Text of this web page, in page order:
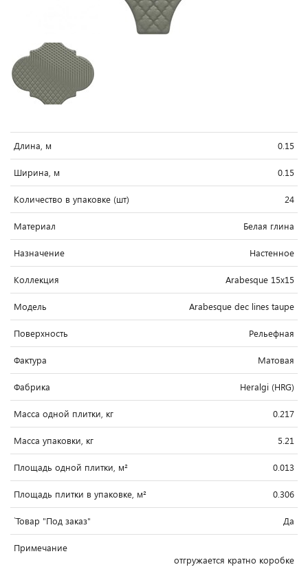
Длина, м 0.15
Ширина, м 0.15
Количество в упаковке (шт) 24
Материал Белая глина
Назначение Настенное
Коллекция Arabesque 15x15
Модель Arabesque dec lines taupe
Поверхность Рельефная
Фактура Матовая
Фабрика Heralgi (HRG)
Масса одной плитки, кг 0.217
Масса упаковки, кг 5.21
Площадь одной плитки, м² 0.013
Площадь плитки в упаковке, м² 0.306
`Товар "Под заказ" Да
Примечание
отгружается кратно коробке